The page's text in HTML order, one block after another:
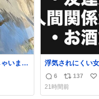
止の
浮気されにくい
返
信
6
リ
ポ
137
い
21時間前